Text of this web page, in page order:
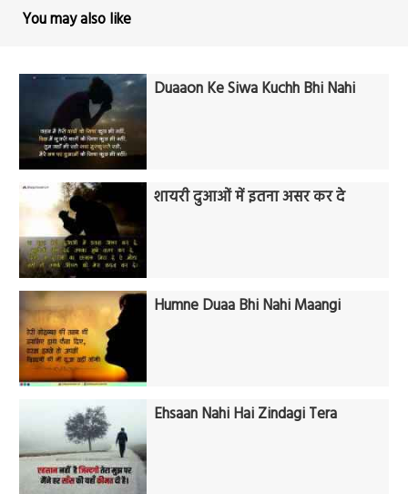
You may also like
Duaaon Ke Siwa Kuchh Bhi Nahi
शायरी दुआओं में इतना असर कर दे
Humne Duaa Bhi Nahi Maangi
Ehsaan Nahi Hai Zindagi Tera